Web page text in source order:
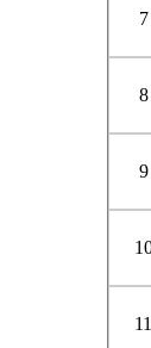
7
8
9
11